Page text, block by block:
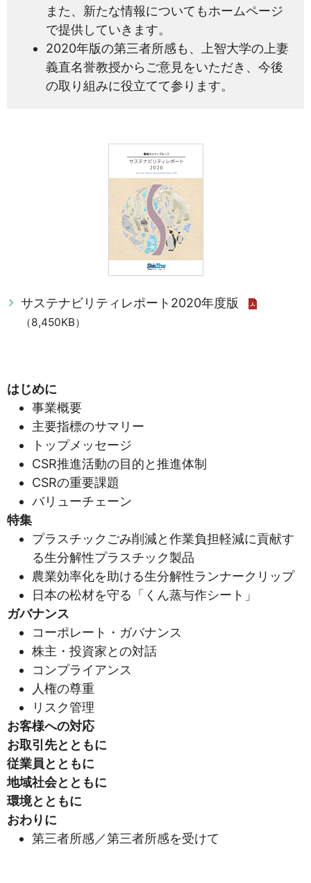
また、新たな情報についてもホームページ
で提供していきます。
2020年版の第三者所感も、上智大学の上妻
義直名誉教授からご意見をいただき、今後
の取り組みに役立てて参ります。
サステナビリティレポート2020年度版
（8,450KB）
はじめに
事業概要
主要指標のサマリー
トップメッセージ
CSR推進活動の目的と推進体制
CSRの重要課題
バリューチェーン
特集
プラスチックごみ削減と作業負担軽減に貢献す
る生分解性プラスチック製品
農業効率化を助ける生分解性ランナークリップ
日本の松材を守る「くん蒸与作シート」
ガバナンス
コーポレート・ガバナンス
株主・投資家との対話
コンプライアンス
人権の尊重
リスク管理
お客様への対応
お取引先とともに
従業員とともに
地域社会とともに
環境とともに
おわりに
第三者所感／第三者所感を受けて